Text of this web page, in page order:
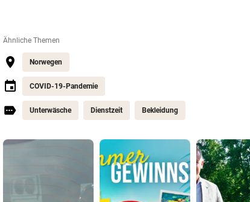
Ähnliche Themen
Norwegen
COVID-19-Pandemie
Unterwäsche Dienstzeit Bekleidung